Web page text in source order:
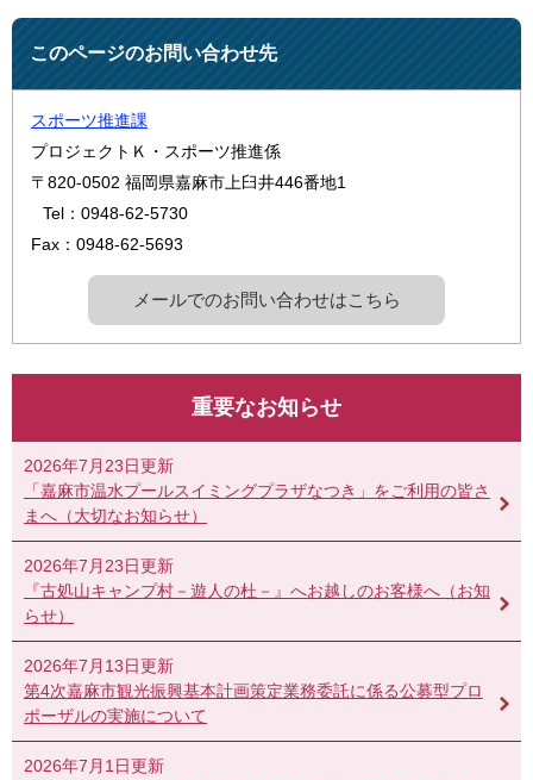
このページのお問い合わせ先
スポーツ推進課
プロジェクトＫ・スポーツ推進係
〒820-0502 福岡県嘉麻市上臼井446番地1
Tel：0948-62-5730
Fax：0948-62-5693
メールでのお問い合わせはこちら
重要なお知らせ
2026年7月23日更新
「嘉麻市温水プールスイミングプラザなつき」をご利用の皆さ
まへ（大切なお知らせ）
2026年7月23日更新
『古処山キャンプ村－遊人の杜－』へお越しのお客様へ（お知
らせ）
2026年7月13日更新
第4次嘉麻市観光振興基本計画策定業務委託に係る公募型プロ
ポーザルの実施について
2026年7月1日更新